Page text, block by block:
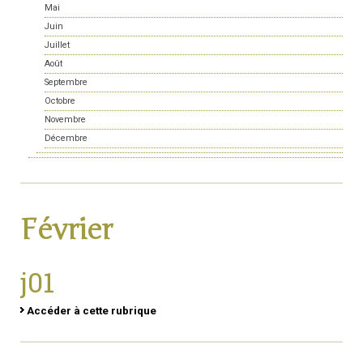
Mai
Juin
Juillet
Août
Septembre
Octobre
Novembre
Décembre
Février
j01
Accéder à cette rubrique